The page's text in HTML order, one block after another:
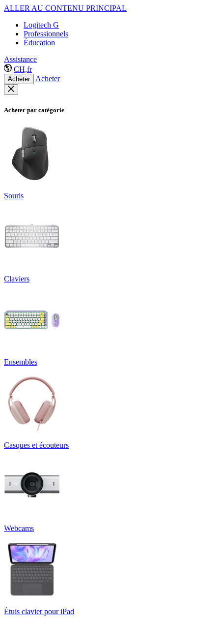
ALLER AU CONTENU PRINCIPAL
Logitech G
Professionnels
Éducation
Assistance
CH,fr
Acheter Acheter
Acheter par catégorie
Souris
Claviers
Ensembles
Casques et écouteurs
Webcams
Étuis clavier pour iPad